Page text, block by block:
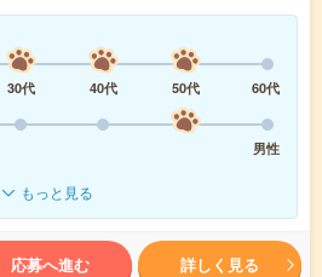
30代 40代 50代
60代
男性
もっと見る
応募へ進む 詳しく見る